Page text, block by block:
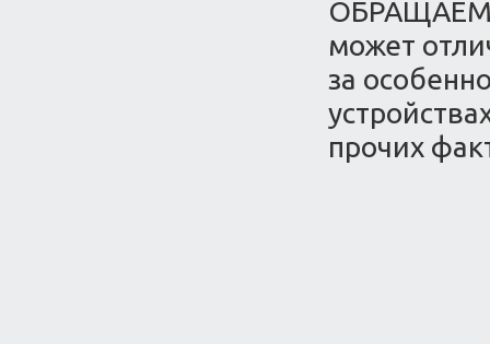
ОБРАЩАЕМ
может
за
прочих